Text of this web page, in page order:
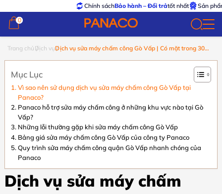
Chính sách Bảo hành – Đổi trảtốt nhất Sản phẩm
0
0
Trang chủ Dịch vụDịch vụ sửa máy chấm công Gò Vấp | Có mặt trong 30
Mục Lục
Vì sao nên sử dụng dịch vụ sửa máy chấm công Gò Vấp tại
Panaco?
Panaco hỗ trợ sửa máy chấm công ở những khu vực nào tại Gò
Vấp?
Những lỗi thường gặp khi sửa máy chấm công Gò Vấp
Bảng giá sửa máy chấm công Gò Vấp của công ty Panaco
Quy trình sửa máy chấm công quận Gò Vấp nhanh chóng của
Panaco
Dịch vụ sửa máy chấm